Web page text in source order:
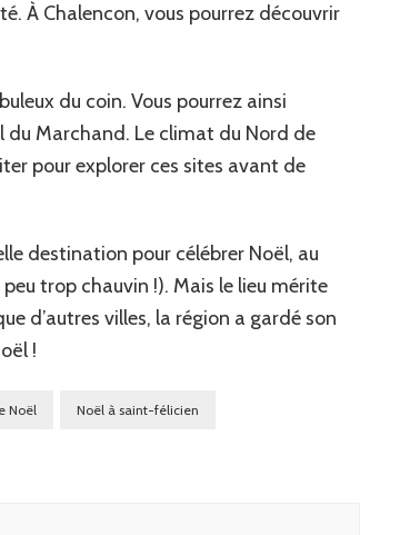
À Chalencon, vous pourrez découvrir
du coin. Vous pourrez ainsi
du Marchand. Le climat du Nord de
pour explorer ces sites avant de
destination pour célébrer Noël, au
trop chauvin !). Mais le lieu mérite
d’autres villes, la région a gardé son
!
Noël Noël à saint-félicien